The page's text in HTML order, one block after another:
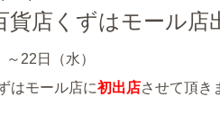
店くずはモール店
22日（水）
はモール店に初出店させて頂き